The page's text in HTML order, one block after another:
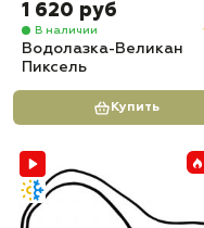
1 620 руб
В наличии
Водолазка-Великан
Пиксель
Купить